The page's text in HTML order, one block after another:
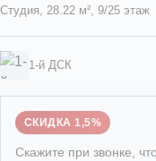
Студия, 28.22 м², 9/25 этаж
1-й ДСК
СКИДКА 1,5%
Скажите при звонке,